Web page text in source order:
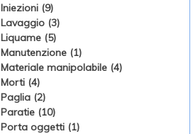
Iniezioni (9)
Lavaggio (3)
Liquame (5)
Manutenzione (1)
Materiale manipolabile (4)
Morti (4)
Paglia (2)
Paratie (10)
Porta oggetti (1)